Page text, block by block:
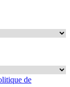
de